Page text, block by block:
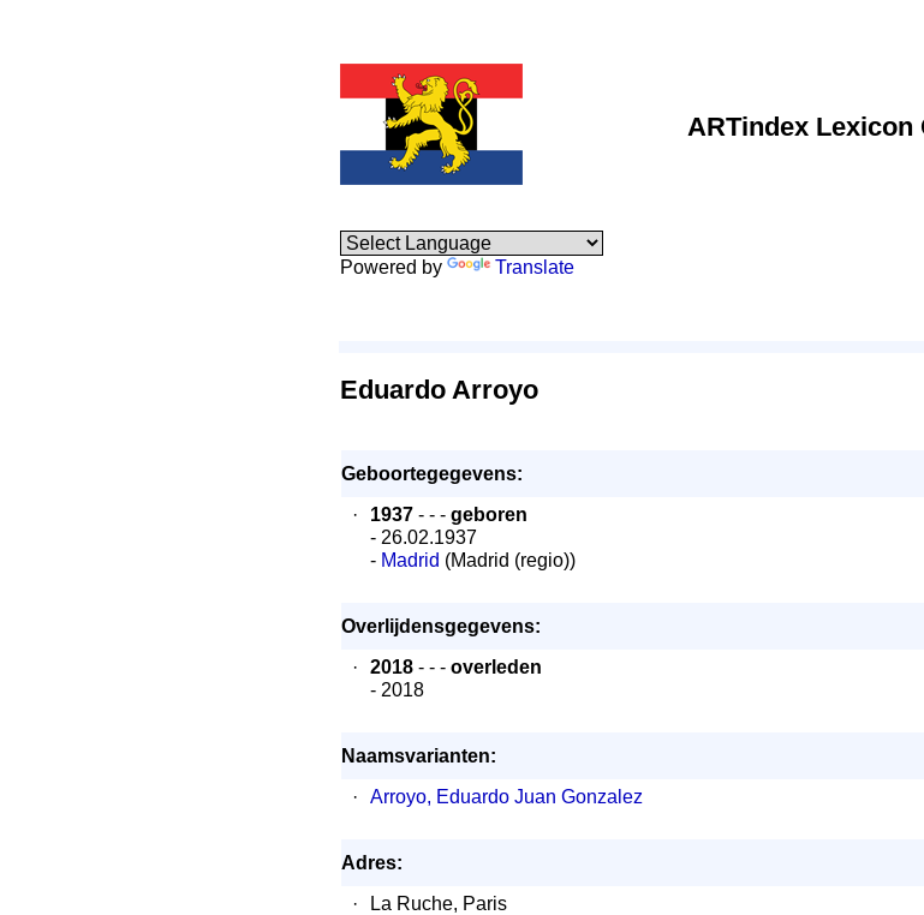
ARTindex Lexicon
Powered by Translate
Eduardo Arroyo
Geboortegegevens:
·
1937- - - geboren
- 26.02.1937
- Madrid (Madrid (regio))
Overlijdensgegevens:
·
2018- - - overleden
- 2018
Naamsvarianten:
·
Arroyo, Eduardo Juan Gonzalez
Adres:
·
La Ruche, Paris